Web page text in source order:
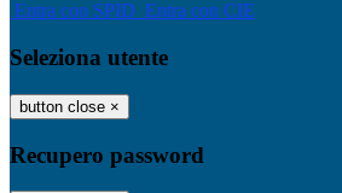
Entra con SPID Entra con CIE
Seleziona utente
button close ×
Recupero password